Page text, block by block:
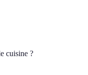
cuisine ?